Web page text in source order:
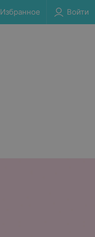
Избранное Войти